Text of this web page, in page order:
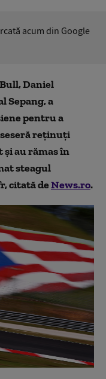
acum din Google
Daniel
Sepang, a
pentru a
reţinuţi
şi au rămas în
steagul
citată deNews.ro.